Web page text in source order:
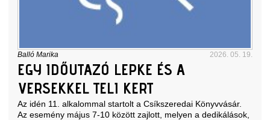
Balló Marika 2026. 05. 19.
EGY IDŐUTAZÓ LEPKE ÉS A
VERSEKKEL TELI KERT
Az idén 11. alkalommal startolt a Csíkszeredai Könyvvásár.
Az esemény május 7-10 között zajlott, melyen a dedikálások,